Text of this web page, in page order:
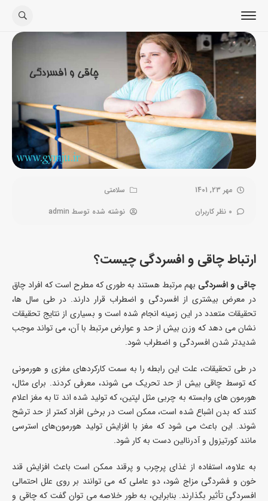
مهر 23, 1401
سلامتی
0 نظر کاربران
نوشته شده توسط admin
ارتباط چاقی و افسردگی چیست؟
چاقی و افسردگی بهم مرتبط هستند به طوری که مطرح است که افراد چاق
در معرض بیشتری از افسردگی و اضطراب قرار دارند. در طی سال ها،
تحقیقات متعدد در این زمینه انجام شده است و بسیاری از نتایج تحقیقات
نشان می دهد که وزن بیش از حد و عوارض مرتبط با آن، می تواند موجب
شدیدتر شدن افسردگی و اضطراب شود.
در طی تحقیقات، علت این رابطه را به سمت کارکردهای مغزی و هورمونی
که توسط چاقی بیش از حد تحریک می شوند، معرفی کردند. برای مثال،
هورمون های وابسته به چربی مثل لپتین، که تولید شده اند تا به مغز اعلام
کنند که بدن اشباع شده است، ممکن است در برخی افراد کمتر از حد ترشح
شوند. این باعث می شود که مغز با افزایش تولید هورمون‌های استرسی
مانند کورتیزول و آدرنالین دست به کار شود.
به علاوه، استفاده از غذای پرچرب و پرقند ممکن است باعث افزایش قند
خون و فشردگی مزاج شود، دو عاملی که می توانند بر روی علل احتمالی
افسردگی تأثیر بگذارند. بنابراین، به طور خلاصه می توان گفت که چاقی و